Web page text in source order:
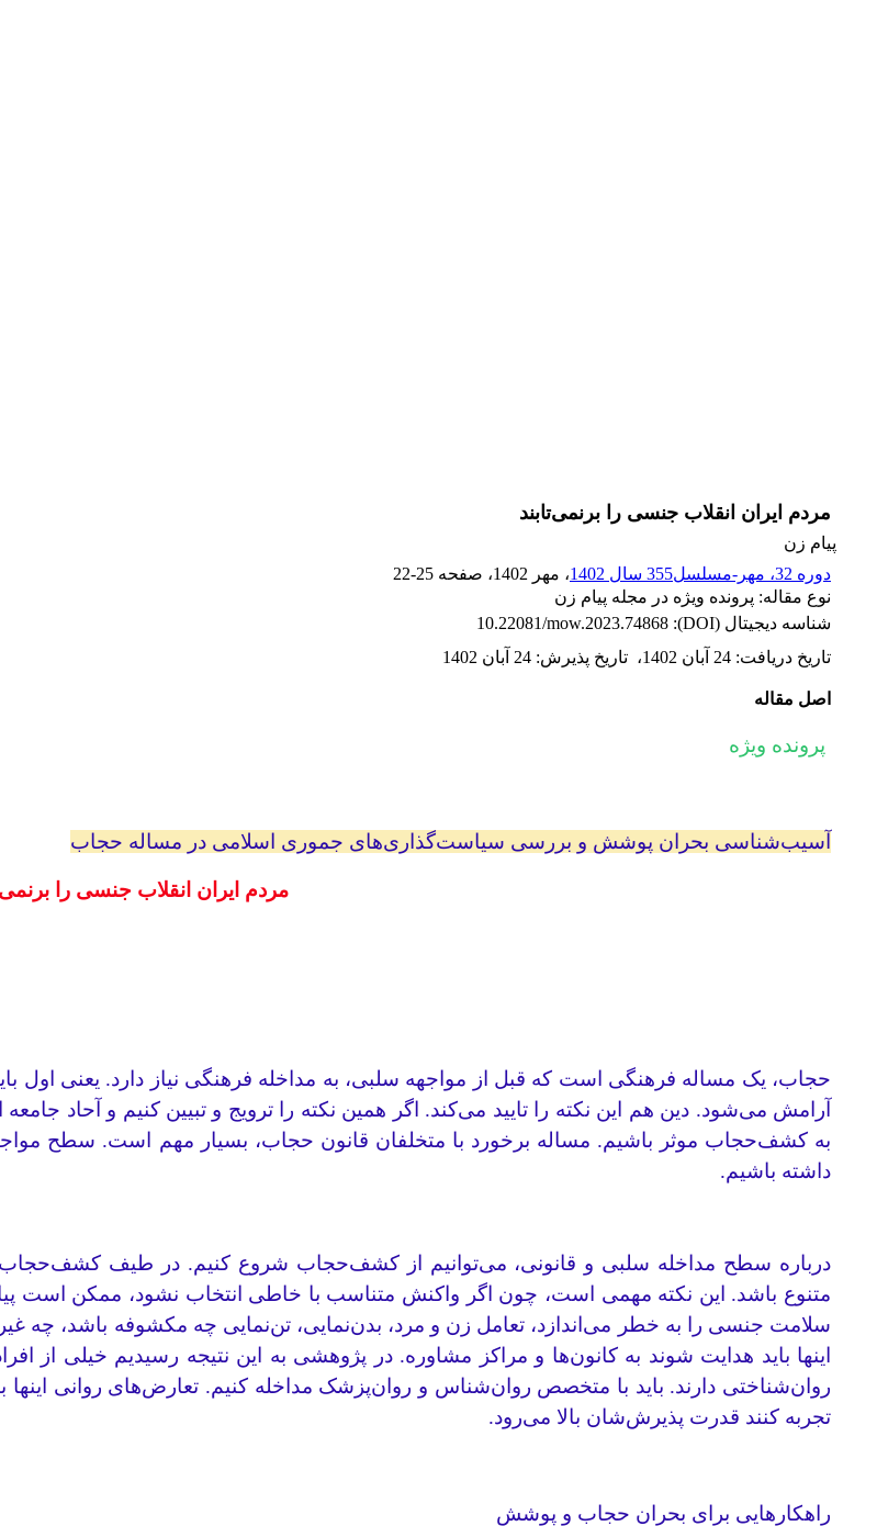
مردم ایران انقلاب جنسی را برنمی‌تابند
پیام زن
دوره 32، مهر-مسلسل355 سال 1402
، مهر 1402 ، صفحه 22-25
نوع مقاله: پرونده ویژه در مجله پیام زن
شناسه دیجیتال (DOI):
10.22081/mow.2023.74868
تاریخ دریافت: 24 آبان 1402 ، تاریخ پذیرش: 24 آبان 1402
اصل مقاله
پرونده ویژه
آسیب‌شناسی بحران پوشش و بررسی سیاست‌گذاری‌های جموری اسلامی در مساله حجاب
مردم ایران انقلاب جنسی را
حجاب، یک مساله فرهنگی است که قبل از مواجهه سلبی، به مداخله فرهنگی نیاز دارد. یعنی
آرامش می‌شود. دین هم این نکته را تایید می‌کند. اگر همین نکته را ترویج و تبیین کنیم و آحاد
به کشف‌حجاب موثر باشیم. مساله برخورد با متخلفان قانون حجاب، بسیار مهم است. سطح
داشته باشیم.
درباره سطح مداخله سلبی و قانونی، می‌توانیم از کشف‌حجاب شروع کنیم. در طیف کشف‌حجاب
متنوع باشد. این نکته مهمی است، چون اگر واکنش متناسب با خاطی انتخاب نشود، ممکن است
سلامت جنسی را به خطر می‌اندازد، تعامل زن و مرد، بدن‌نمایی، تن‌نمایی چه مکشوفه باشد، چه
اینها باید هدایت شوند به کانون‌ها و مراکز مشاوره. در پژوهشی به این نتیجه رسیدیم خیلی
روان‌شناختی دارند. باید با متخصص روان‌شناس و روان‌پزشک مداخله کنیم. تعارض‌های روانی اینها
تجربه کنند قدرت پذیرش‌شان بالا می‌رود.
راهکار‌هایی برای بحران حجاب و پوشش